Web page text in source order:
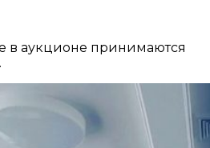
в аукционе принимаются